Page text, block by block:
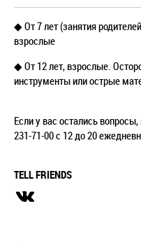
◆ От 7 лет (занятия
взрослые
◆ От 12 лет, взрослые.
инструменты или острые
Если у вас остались
231-71-00 с 12 до 20
TELL FRIENDS